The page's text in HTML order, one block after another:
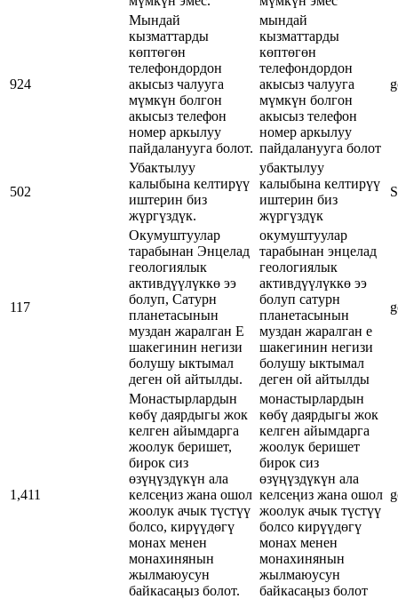
924
Мындай
кызматтарды
көптөгөн
телефондордон
акысыз чалууга
мүмкүн болгон
акысыз телефон
номер аркылуу
пайдаланууга болот.
мындай
кызматтарды
көптөгөн
телефондордон
акысыз чалууга
мүмкүн болгон
акысыз телефон
номер аркылуу
пайдаланууга болот
502
Убактылуу
калыбына келтирүү
иштерин биз
жүргүздүк.
убактылуу
калыбына келтирүү
иштерин биз
жүргүздүк
117
Окумуштуулар
тарабынан Энцелад
геологиялык
активдүүлүккө ээ
болуп, Сатурн
планетасынын
муздан жаралган Е
шакегинин негизи
болушу ыктымал
деген ой айтылды.
окумуштуулар
тарабынан энцелад
геологиялык
активдүүлүккө ээ
болуп сатурн
планетасынын
муздан жаралган е
шакегинин негизи
болушу ыктымал
деген ой айтылды
1,411
Монастырлардын
көбү даярдыгы жок
келген айымдарга
жоолук беришет,
бирок сиз
өзүңүздүкүн ала
келсеңиз жана ошол
жоолук ачык түстүү
болсо, кирүүдөгү
монах менен
монахинянын
жылмаюусун
байкасаңыз болот.
монастырлардын
көбү даярдыгы жок
келген айымдарга
жоолук беришет
бирок сиз
өзүңүздүкүн ала
келсеңиз жана ошол
жоолук ачык түстүү
болсо кирүүдөгү
монах менен
монахинянын
жылмаюусун
байкасаңыз болот